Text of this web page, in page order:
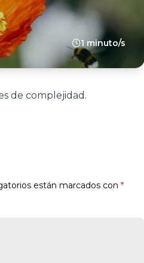
1 minuto/s
de complejidad.
están marcados con *